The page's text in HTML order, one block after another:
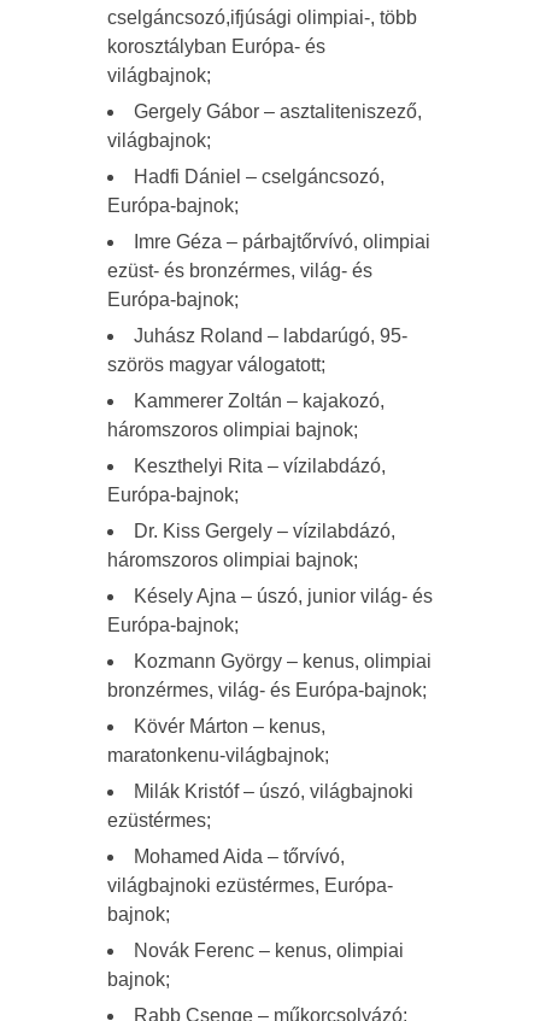
cselgáncsozó,ifjúsági olimpiai-, több
korosztályban Európa- és
világbajnok;
Gergely Gábor – asztaliteniszező,
világbajnok;
Hadfi Dániel – cselgáncsozó,
Európa-bajnok;
Imre Géza – párbajtőrvívó, olimpiai
ezüst- és bronzérmes, világ- és
Európa-bajnok;
Juhász Roland – labdarúgó, 95-
szörös magyar válogatott;
Kammerer Zoltán – kajakozó,
háromszoros olimpiai bajnok;
Keszthelyi Rita – vízilabdázó,
Európa-bajnok;
Dr. Kiss Gergely – vízilabdázó,
háromszoros olimpiai bajnok;
Késely Ajna – úszó, junior világ- és
Európa-bajnok;
Kozmann György – kenus, olimpiai
bronzérmes, világ- és Európa-bajnok;
Kövér Márton – kenus,
maratonkenu-világbajnok;
Milák Kristóf – úszó, világbajnoki
ezüstérmes;
Mohamed Aida – tőrvívó,
világbajnoki ezüstérmes, Európa-
bajnok;
Novák Ferenc – kenus, olimpiai
bajnok;
Rabb Csenge – műkorcsolyázó;